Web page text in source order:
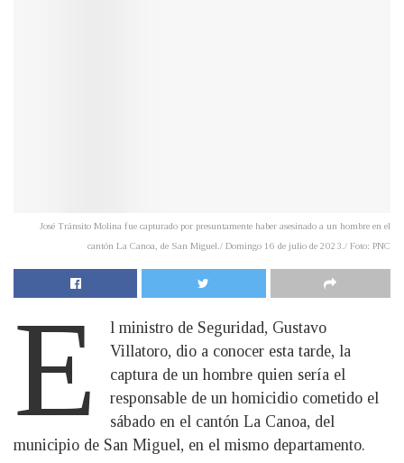
José Tránsito Molina fue capturado por presuntamente haber asesinado a un hombre en el
cantón La Canoa, de San Miguel./ Domingo 16 de julio de 2023./ Foto: PNC
E
l ministro de Seguridad, Gustavo
Villatoro, dio a conocer esta tarde, la
captura de un hombre quien sería el
responsable de un homicidio cometido el
sábado en el cantón La Canoa, del
municipio de San Miguel, en el mismo departamento.